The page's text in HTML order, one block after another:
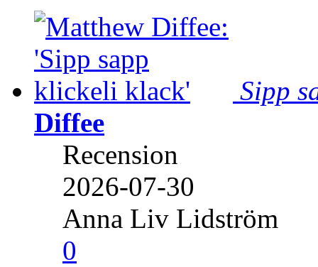
Sipp
Diffee
Recension
2026-07-30
Anna Liv Lidström
0